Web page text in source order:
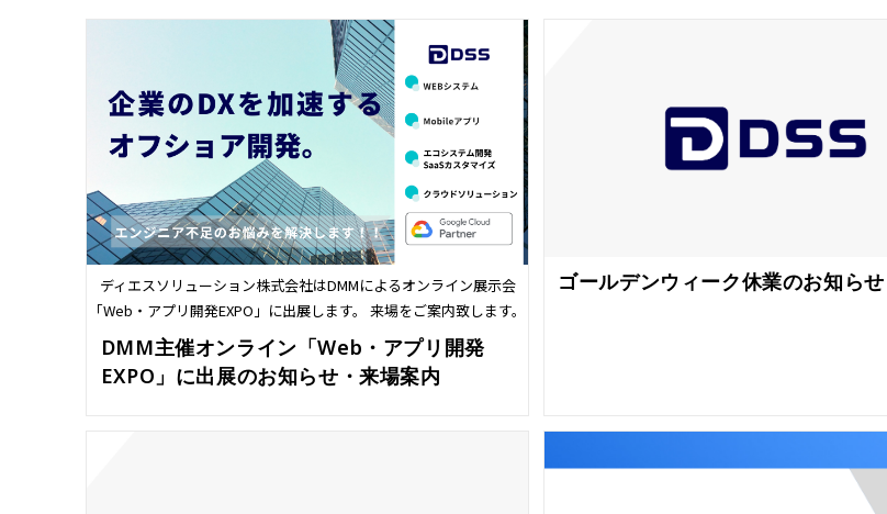
ディエスソリューション株式会社はDMMによるオンライン展示会
「Web・アプリ開発EXPO」に出展します。 来場をご案内致します。
DMM主催オンライン「Web・アプリ開発
EXPO」に出展のお知らせ・来場案内
ゴールデンウィーク休業のお知らせ